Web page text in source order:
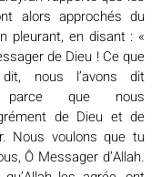
alors approchés du
de Dieu ! Ce que
nous l’avons dit
parce que nous
de Dieu et de
Nous voulons que tu
Ô Messager d’Allah.